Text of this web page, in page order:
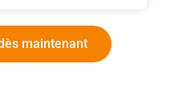
maintenant